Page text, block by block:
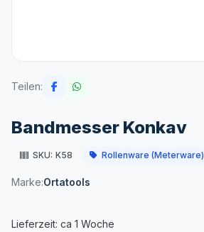
Teilen:
Bandmesser Konkav
SKU: K58 Rollenware (Meterware)
Marke:Ortatools